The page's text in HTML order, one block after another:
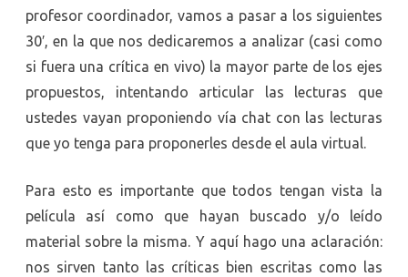
profesor coordinador, vamos a pasar a los siguientes
30′, en la que nos dedicaremos a analizar (casi como
si fuera una crítica en vivo) la mayor parte de los ejes
propuestos, intentando articular las lecturas que
ustedes vayan proponiendo vía chat con las lecturas
que yo tenga para proponerles desde el aula virtual.
Para esto es importante que todos tengan vista la
película así como que hayan buscado y/o leído
material sobre la misma. Y aquí hago una aclaración:
nos sirven tanto las críticas bien escritas como las